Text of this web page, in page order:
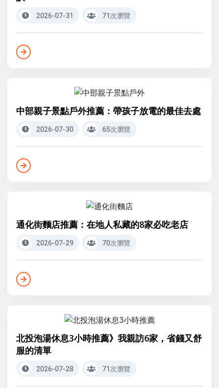
2026-07-31 71次瀏覽
中部親子景點戶外推薦：帶孩子放電的最佳去處
2026-07-30 65次瀏覽
通化街麵店推薦：在地人私藏的8家必吃老店
2026-07-29 70次瀏覽
北投泡湯休息3小時推薦》我親訪6家，省錢又舒
服的清單
2026-07-28 71次瀏覽